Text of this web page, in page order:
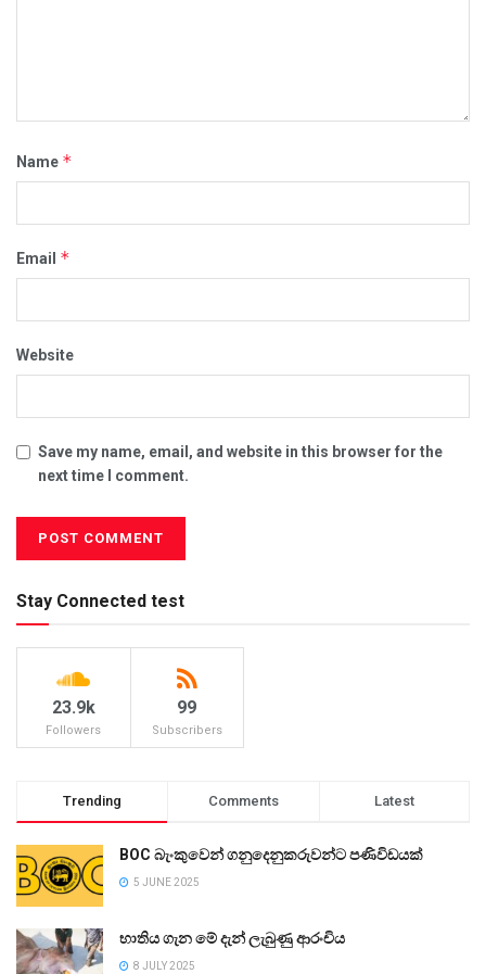
Name *
Email *
Website
Save my name, email, and website in this browser for the
next time I comment.
Stay Connected test
23.9k
Followers
99
Subscribers
Trending Comments Latest
BOC බැංකුවෙන් ගනුදෙනුකරුවන්ට පණිවිඩයක්
5 JUNE 2025
භාතිය ගැන මේ දැන් ලැබුණු ආරංචිය
8 JULY 2025